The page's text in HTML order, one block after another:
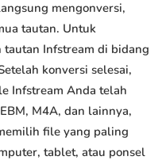
mengonversi,
tautan. Untuk
tautan Infstream di bidang
konversi selesai,
Infstream Anda telah
M4A, dan lainnya,
file yang paling
tablet, atau ponsel